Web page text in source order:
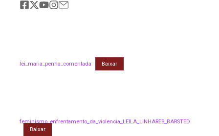
lei_maria_penha_comentada Baixar
feminismo_enfrentamento_da_violencia_LEILA_LINHARES_BARSTED
Baixar